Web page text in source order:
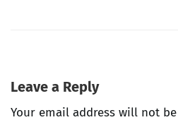
Leave a Reply
Your email address will not